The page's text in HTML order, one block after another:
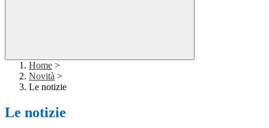
Home >
Novità >
Le notizie
Le notizie